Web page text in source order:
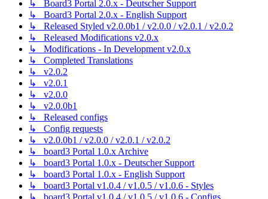
↳ Board3 Portal 2.0.x - Deutscher Support
↳ Board3 Portal 2.0.x - English Support
↳ Released Styled v2.0.0b1 / v2.0.0 / v2.0.1 / v2.0.2
↳ Released Modifications v2.0.x
↳ Modifications - In Development v2.0.x
↳ Completed Translations
↳ v2.0.2
↳ v2.0.1
↳ v2.0.0
↳ v2.0.0b1
↳ Released configs
↳ Config requests
↳ v2.0.0b1 / v2.0.0 / v2.0.1 / v2.0.2
↳ board3 Portal 1.0.x Archive
↳ board3 Portal 1.0.x - Deutscher Support
↳ board3 Portal 1.0.x - English Support
↳ board3 Portal v1.0.4 / v1.0.5 / v1.0.6 - Styles